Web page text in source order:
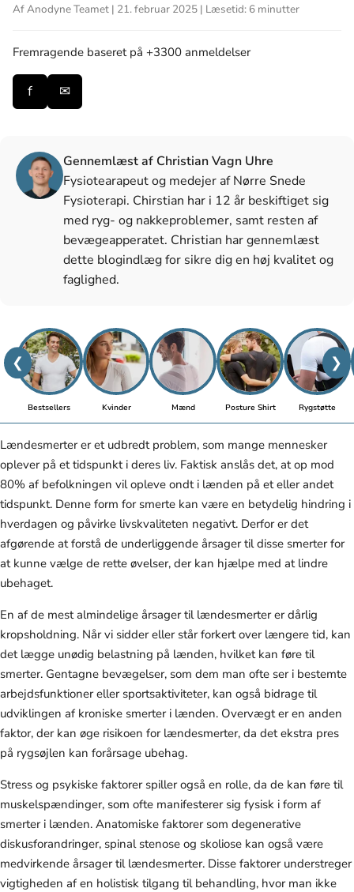
Af Anodyne Teamet | 21. februar 2025 | Læsetid: 6 minutter
Fremragende baseret på +3300 anmeldelser
f ✉
Gennemlæst af Christian Vagn Uhre
Fysiotearapeut og medejer af Nørre Snede
Fysioterapi. Chirstian har i 12 år beskiftiget sig
med ryg- og nakkeproblemer, samt resten af
bevægeapperatet. Christian har gennemlæst
dette blogindlæg for sikre dig en høj kvalitet og
faglighed.
❮ ❯
Bestsellers Kvinder Mænd Posture Shirt Rygstøtte
Lændesmerter er et udbredt problem, som mange mennesker
oplever på et tidspunkt i deres liv. Faktisk anslås det, at op mod
80% af befolkningen vil opleve ondt i lænden på et eller andet
tidspunkt. Denne form for smerte kan være en betydelig hindring i
hverdagen og påvirke livskvaliteten negativt. Derfor er det
afgørende at forstå de underliggende årsager til disse smerter for
at kunne vælge de rette øvelser, der kan hjælpe med at lindre
ubehaget.
En af de mest almindelige årsager til lændesmerter er dårlig
kropsholdning. Når vi sidder eller står forkert over længere tid, kan
det lægge unødig belastning på lænden, hvilket kan føre til
smerter. Gentagne bevægelser, som dem man ofte ser i bestemte
arbejdsfunktioner eller sportsaktiviteter, kan også bidrage til
udviklingen af kroniske smerter i lænden. Overvægt er en anden
faktor, der kan øge risikoen for lændesmerter, da det ekstra pres
på rygsøjlen kan forårsage ubehag.
Stress og psykiske faktorer spiller også en rolle, da de kan føre til
muskelspændinger, som ofte manifesterer sig fysisk i form af
smerter i lænden. Anatomiske faktorer som degenerative
diskusforandringer, spinal stenose og skoliose kan også være
medvirkende årsager til lændesmerter. Disse faktorer understreger
vigtigheden af en holistisk tilgang til behandling, hvor man ikke